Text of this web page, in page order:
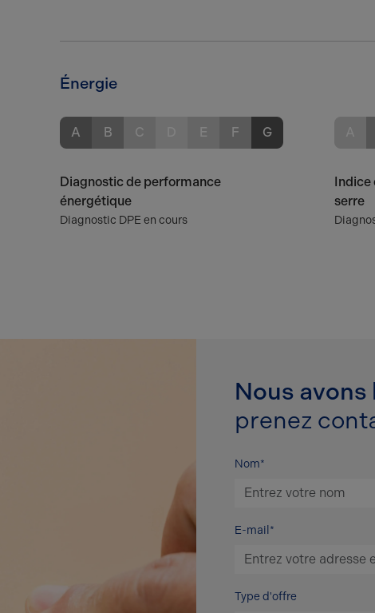
Énergie
A B C E F G
Diagnostic de performance
énergétique
Diagnostic DPE en cours
Indice
serre
Nous
prenez
Nom*
E-mail*
Type d'offre